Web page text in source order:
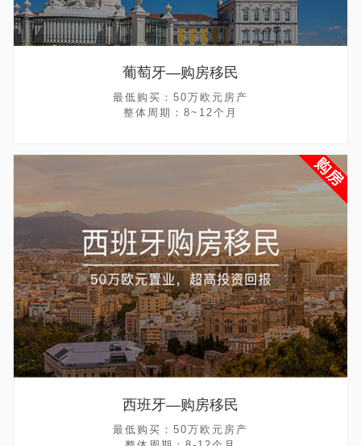
葡萄牙—购房移民
最低购买：50万欧元房产
整体周期：8~12个月
西班牙—购房移民
最低购买：50万欧元房产